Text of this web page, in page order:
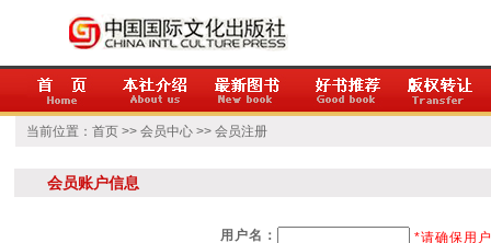
当前位置： 首页 >> 会员中心 >> 会员注册
会员账户信息
用户名： *请确保用